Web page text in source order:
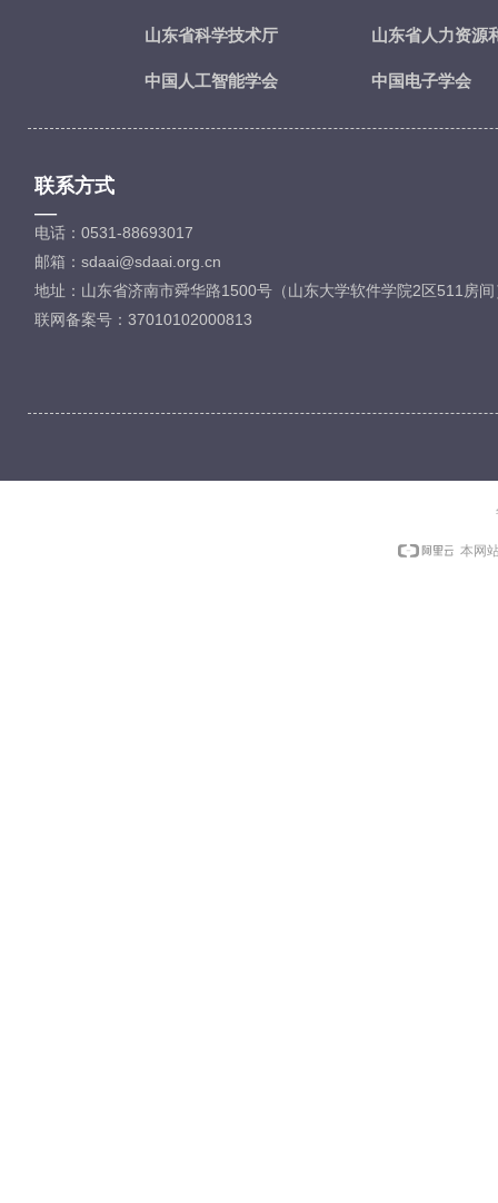
联系方式
—
电话：0531-88693017
邮箱：sdaai@sdaai.org.cn
地址：山东省济南市舜华路1500号（山东大学软件学院2区511房间
联网备案号：37010102000813
山东省科学技术厅 山东省人力资源
中国人工智能学会 中国电子学会
本网